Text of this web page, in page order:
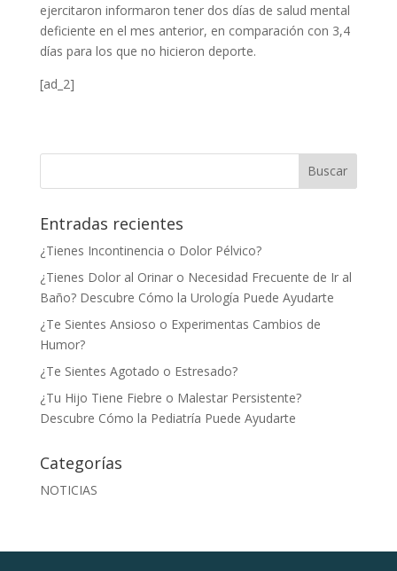
ejercitaron informaron tener dos días de salud mental
deficiente en el mes anterior, en comparación con 3,4
días para los que no hicieron deporte.
[ad_2]
Entradas recientes
¿Tienes Incontinencia o Dolor Pélvico?
¿Tienes Dolor al Orinar o Necesidad Frecuente de Ir al
Baño? Descubre Cómo la Urología Puede Ayudarte
¿Te Sientes Ansioso o Experimentas Cambios de
Humor?
¿Te Sientes Agotado o Estresado?
¿Tu Hijo Tiene Fiebre o Malestar Persistente?
Descubre Cómo la Pediatría Puede Ayudarte
Categorías
NOTICIAS